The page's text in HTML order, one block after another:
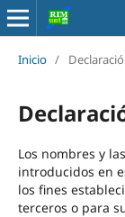
Inicio /
Los nombres y
introducidos en
los fines
terceros o para